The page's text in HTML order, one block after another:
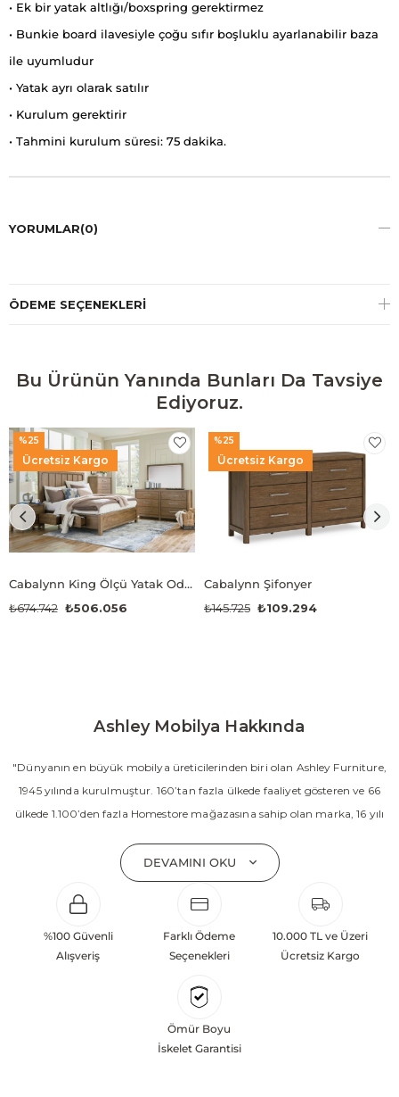
• Ek bir yatak altlığı/boxspring gerektirmez
• Bunkie board ilavesiyle çoğu sıfır boşluklu ayarlanabilir baza
ile uyumludur
• Yatak ayrı olarak satılır
• Kurulum gerektirir
• Tahmini kurulum süresi: 75 dakika.
YORUMLAR(0)
ÖDEME SEÇENEKLERI
Bu Ürünün Yanında Bunları Da Tavsiye
Ediyoruz.
Cabalynn King Ölçü Yatak Odası Takımı
₺506.056
₺674.742
Ücretsiz Kargo
%25
Cabalynn Şifonyer
₺109.294
₺145.725
Ücretsiz Kargo
%25
Ashley Mobilya Hakkında
"Dünyanın en büyük mobilya üreticilerinden biri olan Ashley Furniture,
1945 yılında kurulmuştur. 160’tan fazla ülkede faaliyet gösteren ve 66
ülkede 1.100’den fazla Homestore mağazasına sahip olan marka, 16 yılı
yatak odası, oturma odası, yemek odası, home ofis ve ev dekorasyon
aksesuarları dahil olmak üzere 20’den fazla ürün kategorisinde geniş bir
koleksiyon sunmaktadır. Sabit ve hareketli koltuklar, yataklar, bahçe
mobilyaları ve demonte ürün grupları ile ürün yelpazesini sürekli
geliştiren Ashley, güçlü ve verimli global altyapısı sayesinde dünya
başarılarına değil, aynı zamanda gelecekte yaratacağı değerlere
odaklanarak sürekli gelişimi temel yaklaşım olarak benimsemektedir.
Türkiye’deki yatırımları kapsamında, Kayseri Serbest Bölgesi’nde 100
DEVAMINI OKU
%100 Güvenli
Alışveriş
Farklı Ödeme
Seçenekleri
10.000 TL ve Üzeri
Ücretsiz Kargo
Ömür Boyu
İskelet Garantisi